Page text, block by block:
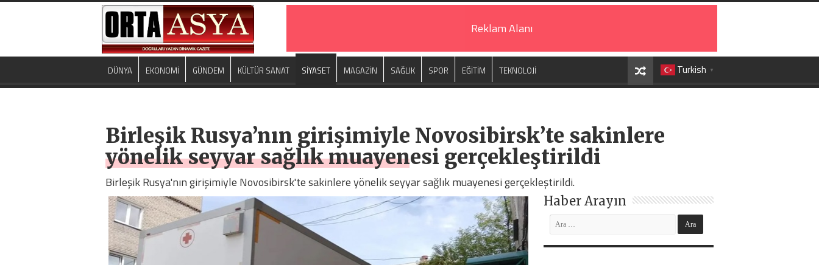
Reklam Alanı
Turkish ▼
DÜNYA EKONOMİ GÜNDEM KÜLTÜR SANAT SİYASET MAGAZİN SAĞLIK SPOR EĞİTİM TEKNOLOJİ
Birleşik Rusya’nın girişimiyle Novosibirsk’te sakinlere
yönelik seyyar sağlık muayenesi gerçekleştirildi
Birleşik Rusya'nın girişimiyle Novosibirsk'te sakinlere yönelik seyyar sağlık muayenesi gerçekleştirildi.
Haber Arayın